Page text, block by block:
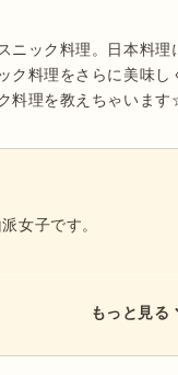
ニック料理。日本料
ク料理をさらに美味
料理を教えちゃいま
女子です。
もっと見る